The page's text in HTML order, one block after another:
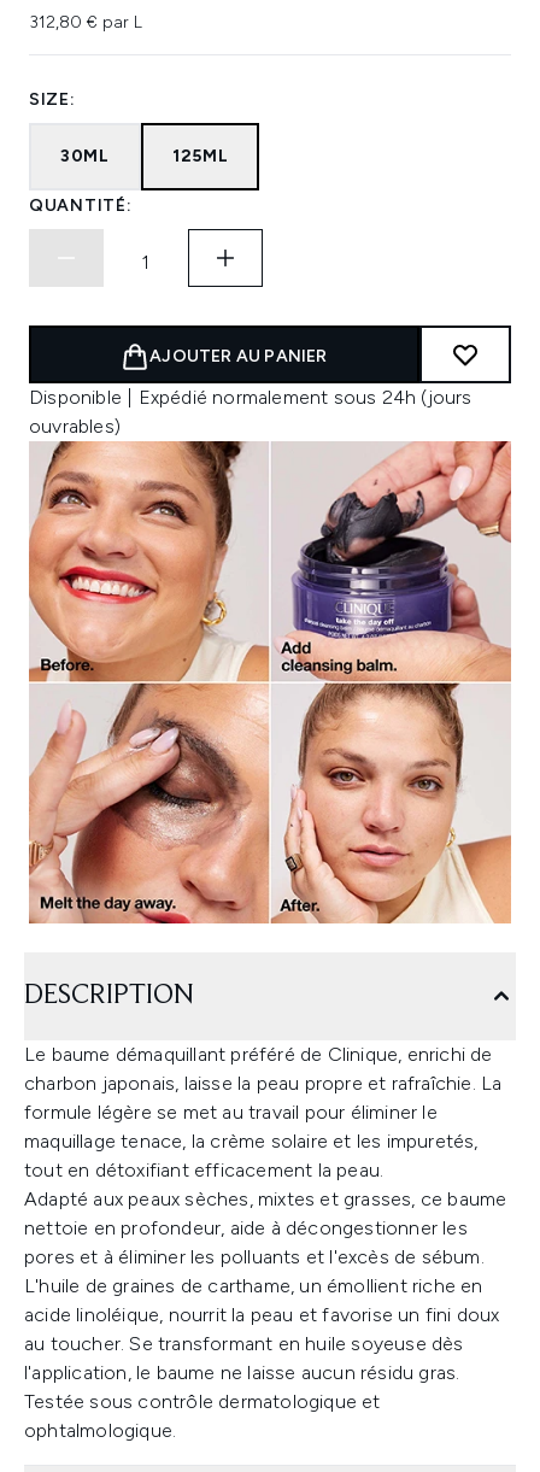
312,80 € par L
SIZE:
30ML 125ML
QUANTITÉ:
AJOUTER AU PANIER
Disponible | Expédié normalement sous 24h (jours
ouvrables)
DESCRIPTION
Le baume démaquillant préféré de Clinique, enrichi de
charbon japonais, laisse la peau propre et rafraîchie. La
formule légère se met au travail pour éliminer le
maquillage tenace, la crème solaire et les impuretés,
tout en détoxifiant efficacement la peau.
Adapté aux peaux sèches, mixtes et grasses, ce baume
nettoie en profondeur, aide à décongestionner les
pores et à éliminer les polluants et l'excès de sébum.
L'huile de graines de carthame, un émollient riche en
acide linoléique, nourrit la peau et favorise un fini doux
au toucher. Se transformant en huile soyeuse dès
l'application, le baume ne laisse aucun résidu gras.
Testée sous contrôle dermatologique et
ophtalmologique.